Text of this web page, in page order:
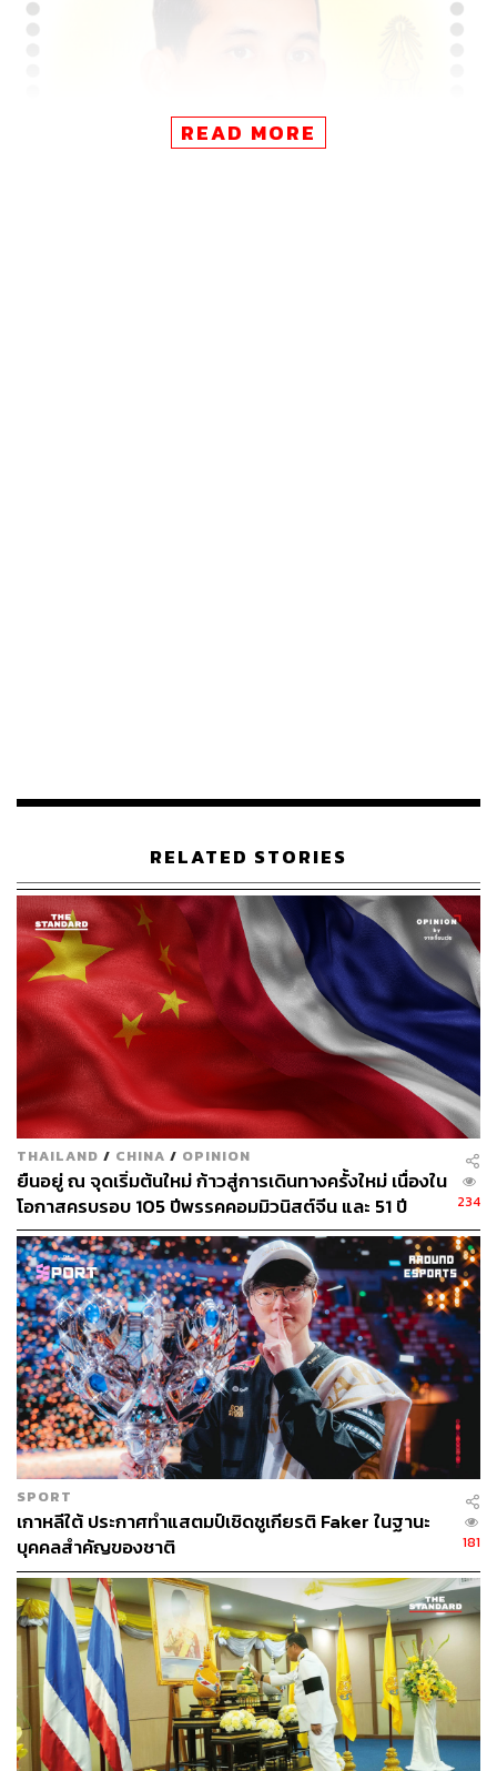
นิวเซาท์เวลส์ ประเทศออสเตรเลีย แล้วทรงศึกษาต่อที่
ไทยสีเหลืองทอง พร้อมคำบรรยาย 66 พรรษา สมเด็จ
พระเจ้าอยู่หัวมหาวชิราลงกรณ บดินทรเทพยวรางกูร ทั้งนี้
แสตมป์ชุดดังกล่าวจำหน่ายในราคาดวงละ 10 บาท และซอง
วันแรกจำหน่ายราคา 20 บาท
นางสมรกล่าวต่อว่า ในวันเดียวกันนี้ ยังเป็นวันแรกจำหน่าย
ตราไปรษณียากรทั่วไป เพื่อการใช้งานชุดใหม่คือ แสตมป์
พระฉายาลักษณ์สมเด็จพระเจ้าอยู่หัวมหาวชิราลงกรณ บดิ
นทรเทพยวรางกูร ที่ได้ทรงพระราชทานพระราชานุญาตให้
นำพระฉายาลักษณ์ครึ่งพระองค์ ทรงประดับเครื่องราช
อิสริยาภรณ์อันเป็นโบราณมงคลนพรัตนราชวราภรณ์ มา
เป็นแบบประกอบลวดลายไทย และคำว่า ‘ประเทศไทย
READ MORE
RELATED STORIES
THAILAND / CHINA / OPINION
ยืนอยู่ ณ จุดเริ่มต้นใหม่ ก้าวสู่การเดินทางครั้งใหม่ เนื่องใน
โอกาสครบรอบ 105 ปีพรรคคอมมิวนิสต์จีน และ 51 ปี
ความสัมพันธ์จีนและไทย
234
SPORT
เกาหลีใต้ ประกาศทำแสตมป์เชิดชูเกียรติ Faker ในฐานะ
บุคคลสำคัญของชาติ
181